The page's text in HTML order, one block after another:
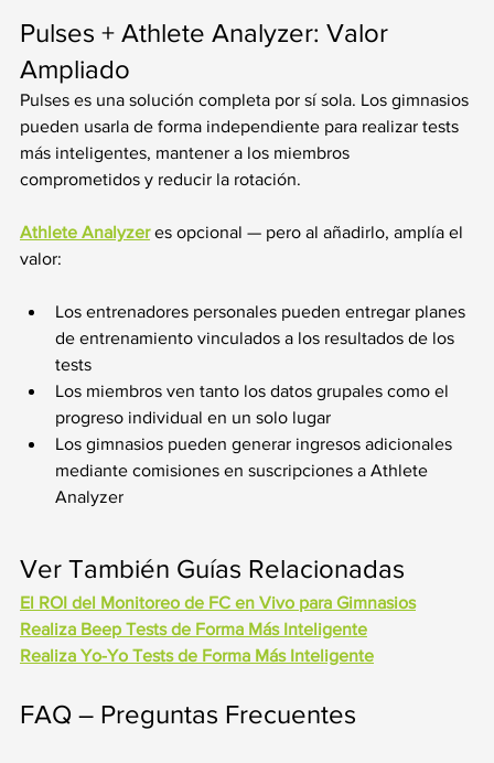
Pulses + Athlete Analyzer: Valor
Ampliado
Pulses es una solución completa por sí sola. Los gimnasios
pueden usarla de forma independiente para realizar tests
más inteligentes, mantener a los miembros
comprometidos y reducir la rotación.
Athlete Analyzer es opcional — pero al añadirlo, amplía el
valor:
Los entrenadores personales pueden entregar planes
de entrenamiento vinculados a los resultados de los
tests
Los miembros ven tanto los datos grupales como el
progreso individual en un solo lugar
Los gimnasios pueden generar ingresos adicionales
mediante comisiones en suscripciones a Athlete
Analyzer
Ver También Guías Relacionadas
El ROI del Monitoreo de FC en Vivo para Gimnasios
Realiza Beep Tests de Forma Más Inteligente
Realiza Yo-Yo Tests de Forma Más Inteligente
FAQ – Preguntas Frecuentes